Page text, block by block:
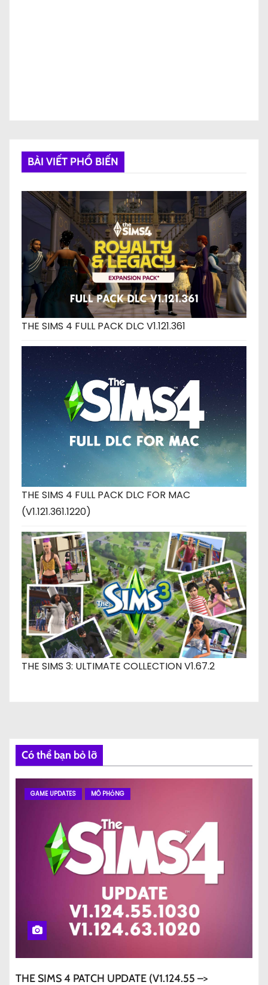
BÀI VIẾT PHỔ BIẾN
THE SIMS 4 FULL PACK DLC V1.121.361
THE SIMS 4 FULL PACK DLC FOR MAC
(V1.121.361.1220)
THE SIMS 3: ULTIMATE COLLECTION V1.67.2
Có thể bạn bỏ lỡ
GAME UPDATES MÔ PHỎNG
THE SIMS 4 PATCH UPDATE (V1.124.55 –>